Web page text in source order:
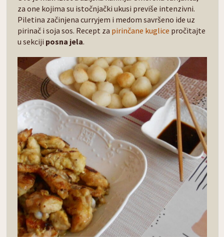
za one kojima su istočnjački ukusi previše intenzivni.
Piletina začinjena curryjem i medom savršeno ide uz
pirinač i soja sos. Recept za pirinčane kuglice pročitajte
u sekciji posna jela.